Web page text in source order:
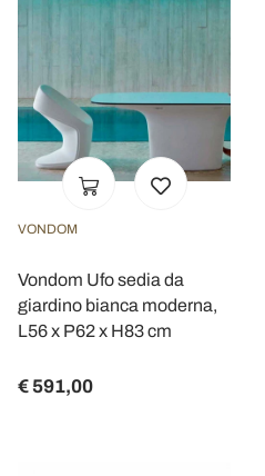
VONDOM
Vondom Ufo sedia da
giardino bianca moderna,
L56 x P62 x H83 cm
€ 591,00